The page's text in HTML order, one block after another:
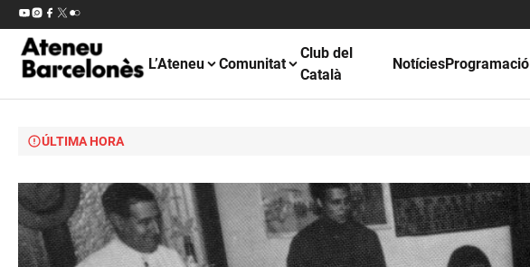
L’Ateneu Comunitat
Club del
Català
NotíciesProgramació
ÚLTIMA HORA